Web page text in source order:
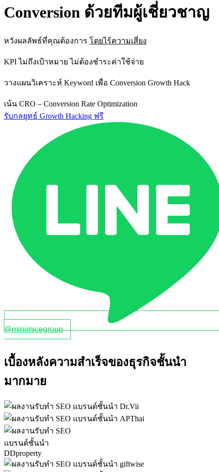
Conversion ด้วยทีมผู้เชี่ยวชาญ
หวังผลลัพธ์ที่คุณต้องการ โดยไร้ความเสี่ยง
KPI ไม่ถึงเป้าหมาย ไม่ต้องชำระค่าใช้จ่าย
วางแผนวิเคราะห์ Keyword เพื่อ Conversion Growth Hack
เน้น CRO – Conversion Rate Optimization
รับกลยุทธ์ Growth Hacking ฟรี
@minimicegroup
เบื้องหลังความสำเร็จของธุรกิจชั้นนำ
มากมาย